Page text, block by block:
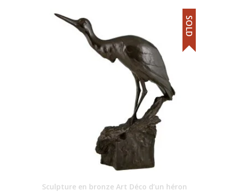
Sculpture en bronze Art Déco d’un héron
SOLD